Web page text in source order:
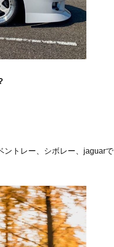
ントレー、シボレー、jaguarで